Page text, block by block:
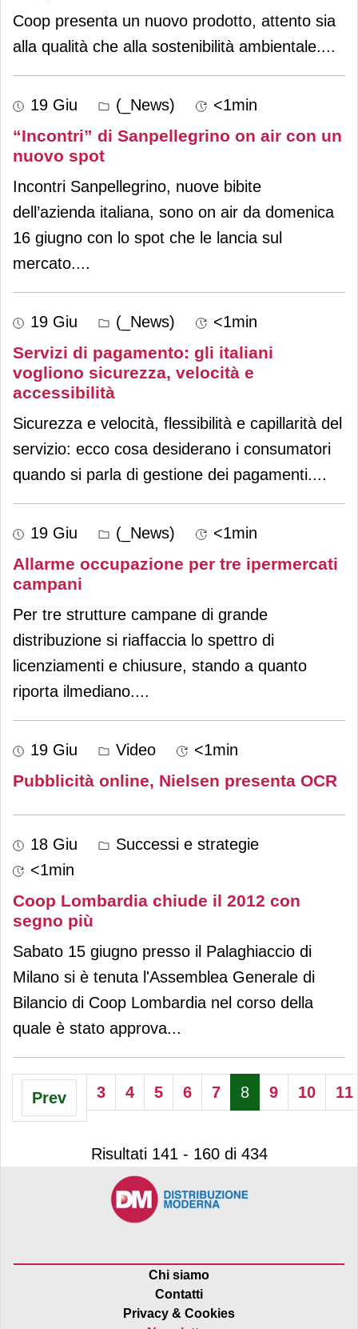
Coop presenta un nuovo prodotto, attento sia
alla qualità che alla sostenibilità ambientale....
19 Giu (_News) <1min
“Incontri” di Sanpellegrino on air con un
nuovo spot
Incontri Sanpellegrino, nuove bibite
dell’azienda italiana, sono on air da domenica
16 giugno con lo spot che le lancia sul
mercato....
19 Giu (_News) <1min
Servizi di pagamento: gli italiani
vogliono sicurezza, velocità e
accessibilità
Sicurezza e velocità, flessibilità e capillarità del
servizio: ecco cosa desiderano i consumatori
quando si parla di gestione dei pagamenti....
19 Giu (_News) <1min
Allarme occupazione per tre ipermercati
campani
Per tre strutture campane di grande
distribuzione si riaffaccia lo spettro di
licenziamenti e chiusure, stando a quanto
riporta ilmediano....
19 Giu Video <1min
Pubblicità online, Nielsen presenta OCR
18 Giu
Successi e strategie
<1min
Coop Lombardia chiude il 2012 con
segno più
Sabato 15 giugno presso il Palaghiaccio di
Milano si è tenuta l'Assemblea Generale di
Bilancio di Coop Lombardia nel corso della
quale è stato approva...
Prev 3 4 5 6 7 8 9 10 11
Risultati 141 - 160 di 434
Chi siamo
Contatti
Privacy & Cookies